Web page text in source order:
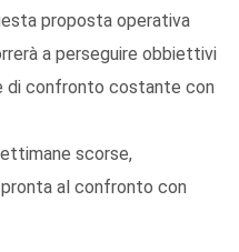
proposta operativa
a perseguire obbiettivi
di confronto costante con
scorse,
pronta al confronto con